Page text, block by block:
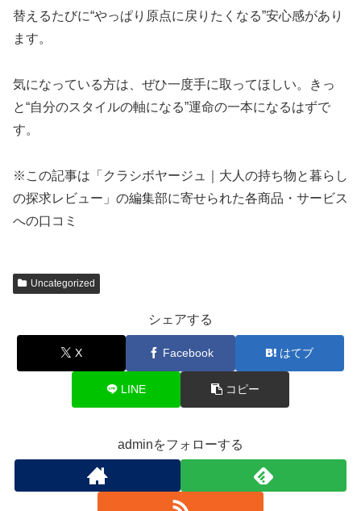
替えるたびに“やっぱり原点に戻りたくなる”安心感があり
ます。
気になっている方は、ぜひ一度手に取ってほしい。きっ
と“自分のスタイルの軸になる”運命の一本になるはずで
す。
※この記事は「クラシボヤージュ｜大人の持ち物と暮らし
の探求レビュー」の編集部に寄せられた各商品・サービス
への口コミ
Uncategorized
シェアする
X Facebook はてブ
LINE コピー
adminをフォローする